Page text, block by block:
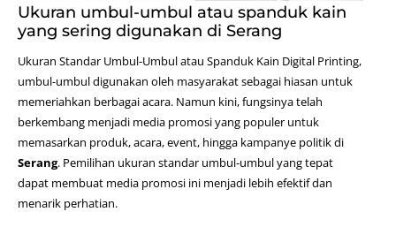
Ukuran umbul-umbul atau spanduk kain
yang sering digunakan di Serang
Ukuran Standar Umbul-Umbul atau Spanduk Kain Digital Printing,
umbul-umbul digunakan oleh masyarakat sebagai hiasan untuk
memeriahkan berbagai acara. Namun kini, fungsinya telah
berkembang menjadi media promosi yang populer untuk
memasarkan produk, acara, event, hingga kampanye politik di
Serang. Pemilihan ukuran standar umbul-umbul yang tepat
dapat membuat media promosi ini menjadi lebih efektif dan
menarik perhatian.